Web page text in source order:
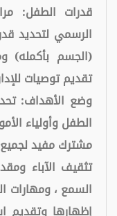
قدرات الطفل:
الرسمي لتحديد
(الجسم
تقديم توصيات
وضع الأهداف:
الطفل وأولياء
مشترك مفيد لجميع
تثقيف الآباء
السمع ، ومهارات
إظهارها وتقديم